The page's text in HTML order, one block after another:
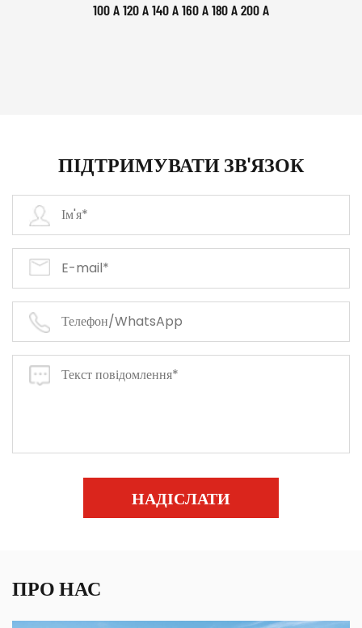
100 A 120 A 140 A 160 A 180 A 200 A
ПІДТРИМУВАТИ ЗВ'ЯЗОК
НАДІСЛАТИ
ПРО НАС